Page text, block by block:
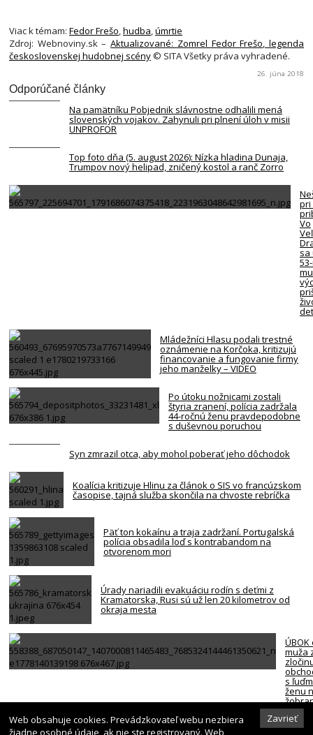
Viac k témam: Fedor Frešo,hudba,úmrtie
Zdroj: Webnoviny.sk –Aktualizované: Zomrel Fedor Frešo, legenda
československej hudobnej scény © SITA Všetky práva vyhradené.
26. júna 2018
Odporúčané články
Na pamätníku Pobjednik slávnostne odhalili mená
slovenských vojakov. Zahynuli pri plnení úloh v misii
UNPROFOR
Top foto dňa (5. august 2026): Nízka hladina Dunaja,
Trumpov nový helipad, zničený kostol a ranč Zorro
pri
Vo
sa
Mládežníci Hlasu podali trestné
oznámenie na Korčoka, kritizujú
financovanie a fungovanie firmy
jeho manželky – VIDEO
Po útoku nožnicami zostali
štyria zranení, polícia zadržala
44-ročnú ženu pravdepodobne
s duševnou poruchou
Syn zmrazil otca, aby mohol poberať jeho dôchodok
Koalícia kritizuje Hlinu za článok o SIS vo francúzskom
časopise, tajná služba skončila na chvoste rebríčka
Päť ton kokaínu a traja zadržaní. Portugalská
polícia obsadila loď s kontrabandom na
otvorenom mori
Úrady nariadili evakuáciu rodín s deťmi z
Kramatorska, Rusi sú už len 20 kilometrov od
okraja mesta
muža
s
ženu
Zavrieť
Web obsahuje cookies. Prevádzkovateľ webu nezbiera
žiadne osobné údaje, ak nie ste registrovaný. Web